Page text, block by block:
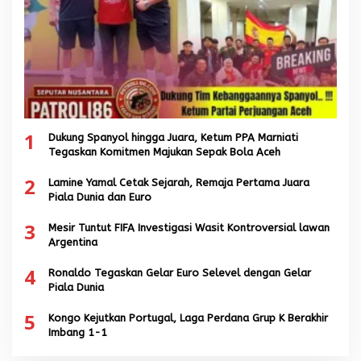
1
Dukung Spanyol hingga Juara, Ketum PPA Marniati
Tegaskan Komitmen Majukan Sepak Bola Aceh
2
Lamine Yamal Cetak Sejarah, Remaja Pertama Juara
Piala Dunia dan Euro
3
Mesir Tuntut FIFA Investigasi Wasit Kontroversial lawan
Argentina
4
Ronaldo Tegaskan Gelar Euro Selevel dengan Gelar
Piala Dunia
5
Kongo Kejutkan Portugal, Laga Perdana Grup K Berakhir
Imbang 1-1